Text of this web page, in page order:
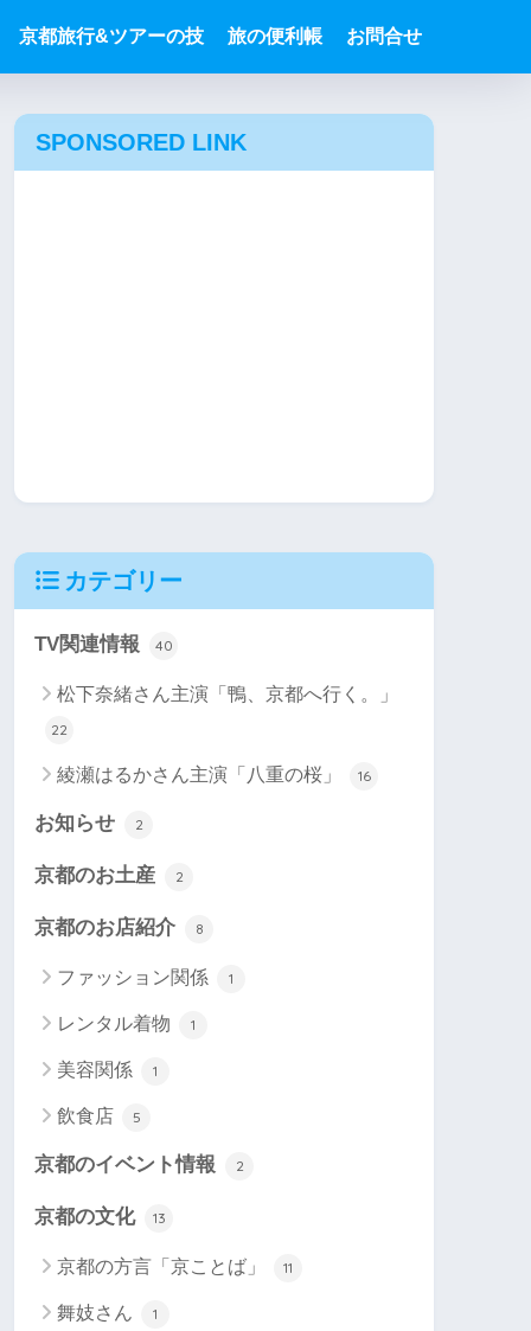
京都旅行&ツアーの技 旅の便利帳 お問合せ
SPONSORED LINK
カテゴリー
TV関連情報 40
松下奈緒さん主演「鴨、京都へ行く。」
22
綾瀬はるかさん主演「八重の桜」 16
お知らせ 2
京都のお土産 2
京都のお店紹介 8
ファッション関係 1
レンタル着物 1
美容関係 1
飲食店 5
京都のイベント情報 2
京都の文化 13
京都の方言「京ことば」 11
舞妓さん 1